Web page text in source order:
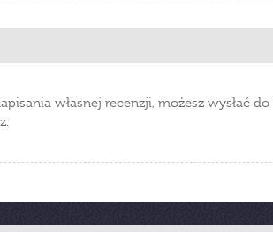
własnej recenzji, możesz wysłać